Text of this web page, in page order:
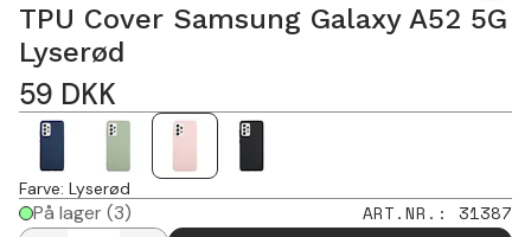
TPU Cover Samsung Galaxy A52 5G
Lyserød
59 DKK
Farve: Lyserød
På lager(3) ART.NR. : 31387